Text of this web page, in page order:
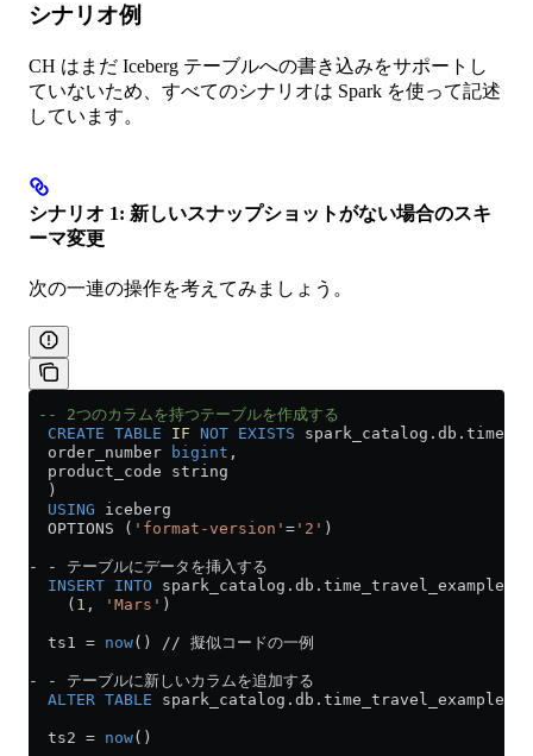
シナリオ例
CH はまだ Iceberg テーブルへの書き込みをサポートし
ていないため、すべてのシナリオは Spark を使って記述
しています。
シナリオ 1: 新しいスナップショットがない場合のスキ
ーマ変更
次の一連の操作を考えてみましょう。
-- 2つのカラムを持つテーブルを作成する
  CREATE
TABLE IF NOT EXISTS spark_catalog . db
  order_number
bigint ,
  product_code string
  )
  USING
iceberg
  OPTIONS (
'format-version' = '2' )
- -
テーブルにデータを挿入する
  INSERT INTO
spark_catalog . db .time_travel_example
    (
1 , 'Mars' )
  ts1
= now() // 擬似コードの一例
- -
テーブルに新しいカラムを追加する
  ALTER
TABLE spark_catalog . db .time_travel_example
  ts2
= now()